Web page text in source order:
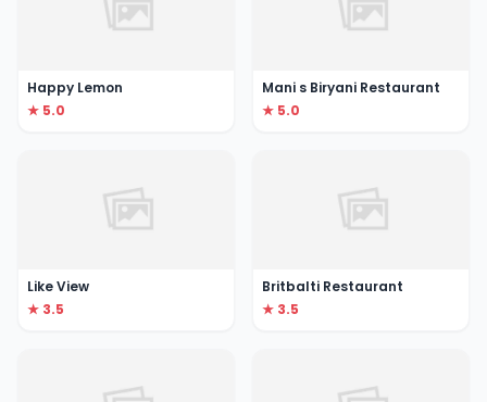
Happy Lemon
★ 5.0
Mani s Biryani Restaurant
★ 5.0
Like View
★ 3.5
Britbalti Restaurant
★ 3.5